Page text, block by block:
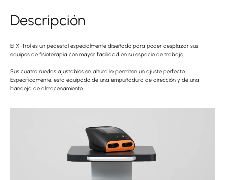
Descripción
El X-Trol es un pedestal especialmente diseñado para poder desplazar sus
equipos de fisioterapia con mayor facilidad en su espacio de trabajo.
Sus cuatro ruedas ajustables en altura le permiten un ajuste perfecto.
Específicamente, está equipado de una empuñadura de dirección y de una
bandeja de almacenamiento.